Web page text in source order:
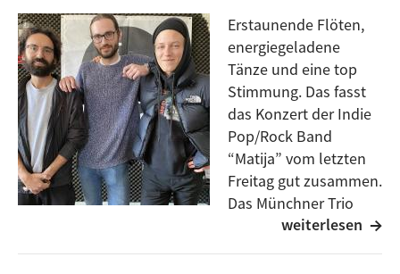
Jonas waren heute bei uns live zugeschalten und
erklären unter Anderem, wie ihre kraftvollen Klänge
zustande kommen.
Erstaunende Flöten,
energiegeladene
Tänze und eine top
Stimmung. Das fasst
das Konzert der Indie
Pop/Rock Band
“Matija” vom letzten
Freitag gut zusammen.
Das Münchner Trio
spielte ihr erstes
weiterlesen